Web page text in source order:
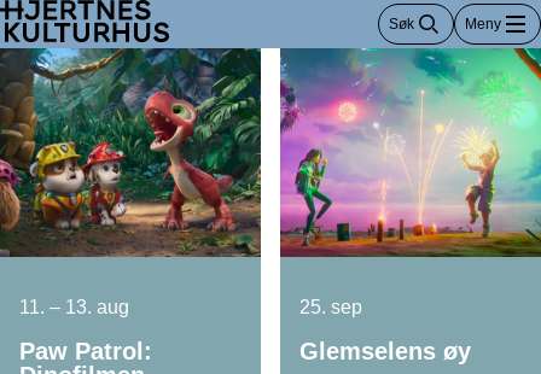
Hopp
til
innhold
Søk Meny
11. – 13. aug
Paw Patrol:
25. sep
Glemselens øy